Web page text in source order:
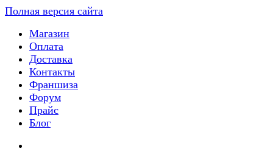
Полная версия сайта
Магазин
Оплата
Доставка
Контакты
Франшиза
Форум
Прайс
Блог